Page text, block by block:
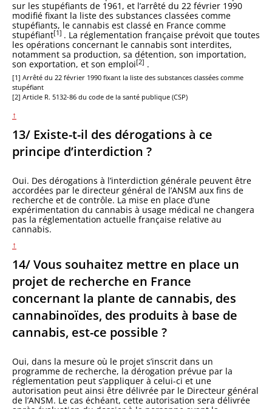
sur les stupéfiants de 1961, et l’arrêté du 22 février 1990
modifié fixant la liste des substances classées comme
stupéfiants, le cannabis est classé en France comme
stupéfiant[1] . La réglementation française prévoit que toutes
les opérations concernant le cannabis sont interdites,
notamment sa production, sa détention, son importation,
son exportation, et son emploi[2] .
[1] Arrêté du 22 février 1990 fixant la liste des substances classées comme
stupéfiant
[2] Article R. 5132-86 du code de la santé publique (CSP)
↑
13/ Existe-t-il des dérogations à ce
principe d’interdiction ?
Oui. Des dérogations à l’interdiction générale peuvent être
accordées par le directeur général de l’ANSM aux fins de
recherche et de contrôle. La mise en place d’une
expérimentation du cannabis à usage médical ne changera
pas la réglementation actuelle française relative au
cannabis.
↑
14/ Vous souhaitez mettre en place un
projet de recherche en France
concernant la plante de cannabis, des
cannabinoïdes, des produits à base de
cannabis, est-ce possible ?
Oui, dans la mesure où le projet s’inscrit dans un
programme de recherche, la dérogation prévue par la
réglementation peut s’appliquer à celui-ci et une
autorisation peut ainsi être délivrée par le Directeur général
de l’ANSM. Le cas échéant, cette autorisation sera délivrée